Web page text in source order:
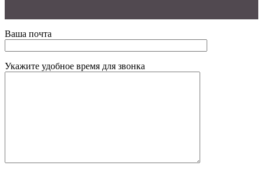
Ваша почта
Укажите удобное время для звонка